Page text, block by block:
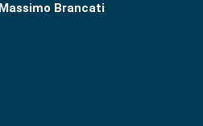
Massimo Brancati